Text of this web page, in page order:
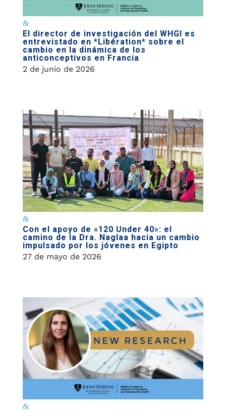
El director de investigación del WHGI es
entrevistado en *Libération* sobre el
cambio en la dinámica de los
anticonceptivos en Francia
2 de junio de 2026
Con el apoyo de «120 Under 40»: el
camino de la Dra. Naglaa hacia un cambio
impulsado por los jóvenes en Egipto
27 de mayo de 2026